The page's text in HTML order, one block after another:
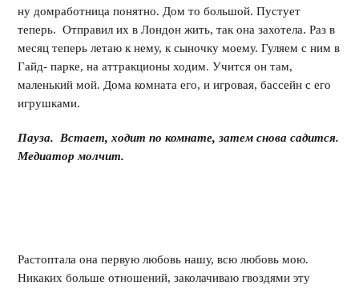
ну домработница понятно. Дом то большой. Пустует
теперь. Отправил их в Лондон жить, так она захотела. Раз в
месяц теперь летаю к нему, к сыночку моему. Гуляем с ним в
Гайд- парке, на аттракционы ходим. Учится он там,
маленький мой. Дома комната его, и игровая, бассейн с его
игрушками.
Пауза. Встает, ходит по комнате, затем снова садится.
Медиатор молчит.
Растоптала она первую любовь нашу, всю любовь мою.
Никаких больше отношений, заколачиваю гвоздями эту